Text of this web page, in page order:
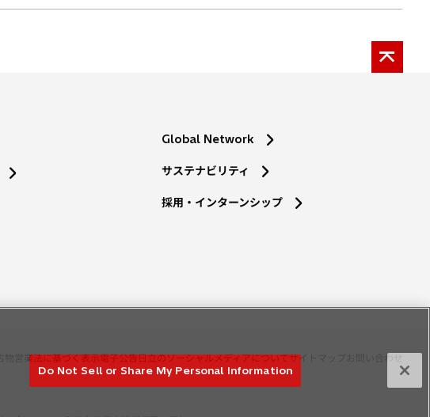
Global Network
サステナビリティ
採用・インターンシップ
古物営業法に基づく表示電子公告日立のソーシャルメディアについてサイトマップ
Do Not Sell or Share My Personal Information